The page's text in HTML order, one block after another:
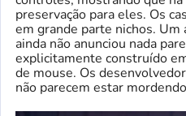
preservação para eles. Os
em grande parte nichos.
ainda não anunciou nada
explicitamente construído
de mouse. Os
não parecem estar